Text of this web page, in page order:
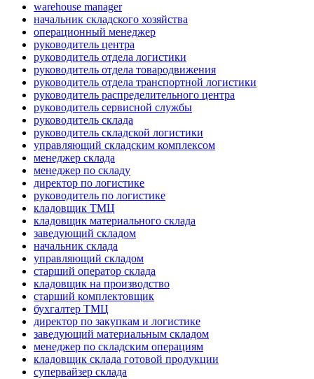
warehouse manager
начальник складского хозяйства
операционный менеджер
руководитель центра
руководитель отдела логистики
руководитель отдела товародвижения
руководитель отдела транспортной логистики
руководитель распределительного центра
руководитель сервисной службы
руководитель склада
руководитель складской логистики
управляющий складским комплексом
менеджер склада
менеджер по складу
директор по логистике
руководитель по логистике
кладовщик ТМЦ
кладовщик материального склада
заведующий складом
начальник склада
управляющий складом
старший оператор склада
кладовщик на производство
старший комплектовщик
бухгалтер ТМЦ
директор по закупкам и логистике
заведующий материальным складом
менеджер по складским операциям
кладовщик склада готовой продукции
супервайзер склада